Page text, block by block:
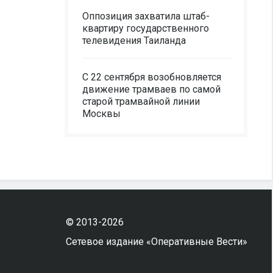
Оппозиция захватила штаб-
квартиру государственного
телевидения Таиланда
С 22 сентября возобновляется
движение трамваев по самой
старой трамвайной линии
Москвы
© 2013-2026
Сетевое издание «Оперативные Вести»